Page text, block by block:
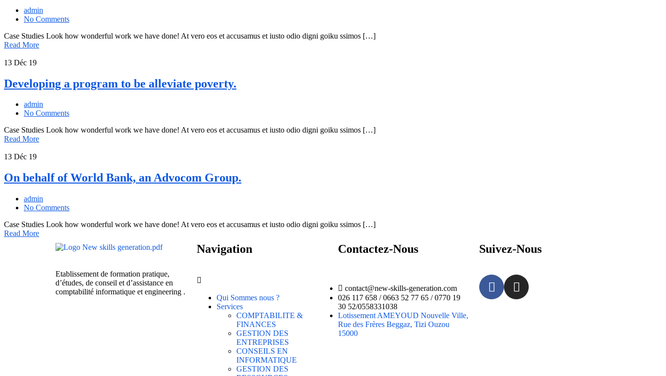
admin
No Comments
Case Studies Look how wonderful work we have done! At vero eos et accusamus et iusto odio digni goiku ssimos […]
Read More
13 Déc 19
Developing a program to be alleviate poverty.
admin
No Comments
Case Studies Look how wonderful work we have done! At vero eos et accusamus et iusto odio digni goiku ssimos […]
Read More
13 Déc 19
On behalf of World Bank, an Advocom Group.
admin
No Comments
Case Studies Look how wonderful work we have done! At vero eos et accusamus et iusto odio digni goiku ssimos […]
Read More
Etablissement de formation pratique,
d’études, de conseil et d’assistance en
comptabilité informatique et engineering .
Navigation
Qui Sommes nous ?
Services
COMPTABILITE &
FINANCES
GESTION DES
ENTREPRISES
CONSEILS EN
INFORMATIQUE
GESTION DES
Contactez-Nous
contact@new-skills-generation.com
026 117 658 / 0663 52 77 65 / 0770 19
30 52/0558331038
Lotissement AMEYOUD Nouvelle Ville,
Rue des Frères Beggaz, Tizi Ouzou
15000
Suivez-Nous